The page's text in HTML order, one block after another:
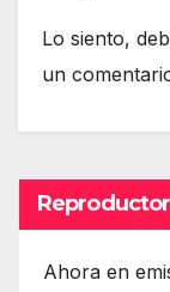
Lo siento,
un
Reproductor
Ahora en